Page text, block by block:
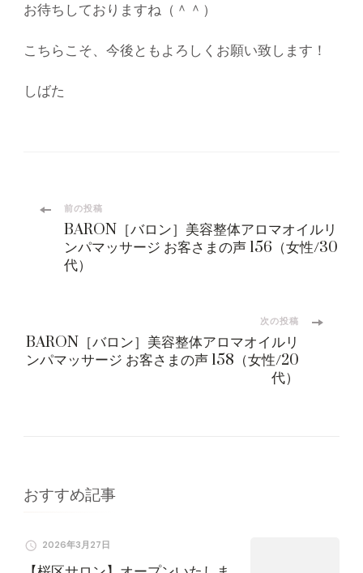
お待ちしておりますね（＾＾）
こちらこそ、今後ともよろしくお願い致します！
しばた
投
ビ
ゲ
ョ
前の投稿
BARON［バロン］美容整体アロマオイルリ
ンパマッサージ お客さまの声 156（女性/30
代）
次の投稿
BARON［バロン］美容整体アロマオイルリ
ンパマッサージ お客さまの声 158（女性/20
代）
おすすめ記事
2026年3月27日